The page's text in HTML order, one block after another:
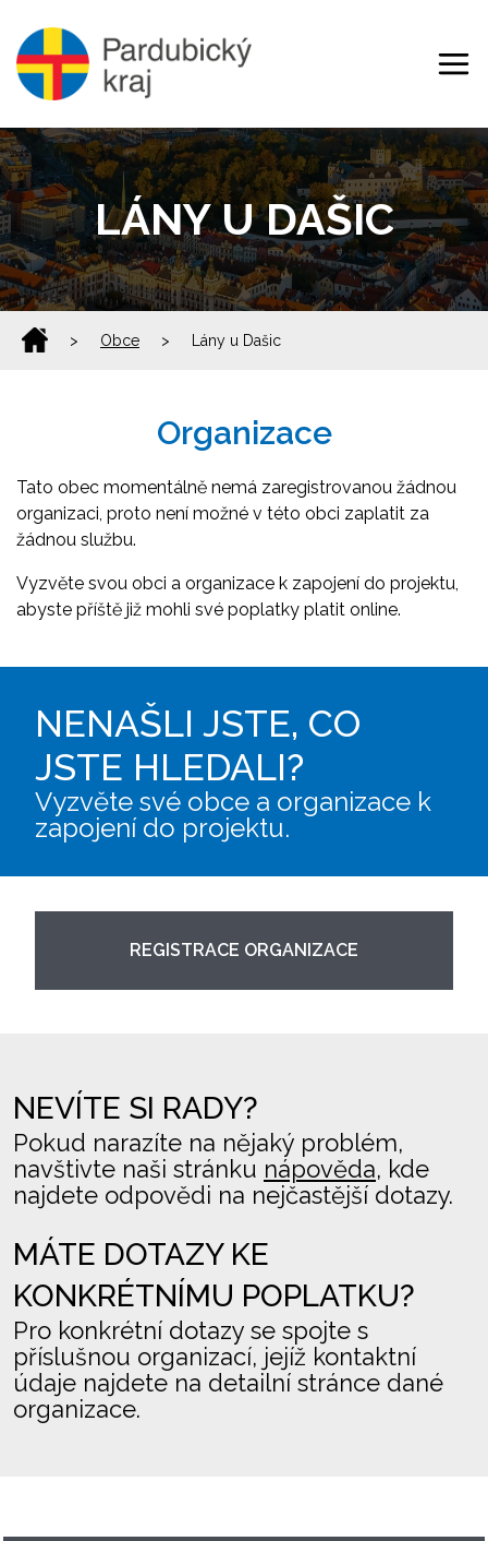
LÁNY U DAŠIC
> Obce > Lány u Dašic
Organizace
Tato obec momentálně nemá zaregistrovanou žádnou
organizaci, proto není možné v této obci zaplatit za
žádnou službu.
Vyzvěte svou obci a organizace k zapojení do projektu,
abyste příště již mohli své poplatky platit online.
NENAŠLI JSTE, CO
JSTE HLEDALI?
Vyzvěte své obce a organizace k
zapojení do projektu.
REGISTRACE ORGANIZACE
NEVÍTE SI RADY?
Pokud narazíte na nějaký problém,
navštivte naši stránku nápověda, kde
najdete odpovědi na nejčastější dotazy.
MÁTE DOTAZY KE
KONKRÉTNÍMU POPLATKU?
Pro konkrétní dotazy se spojte s
příslušnou organizací, jejíž kontaktní
údaje najdete na detailní stránce dané
organizace.